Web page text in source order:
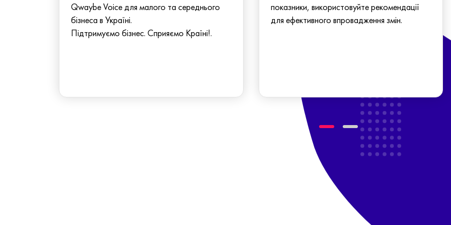
Qwaybe Voice для малого та середнього
бізнеса в Україні.
Підтримуємо бізнес. Сприяємо Країні!.
показники, використовуйте рекомендації
для ефективного впровадження змін.